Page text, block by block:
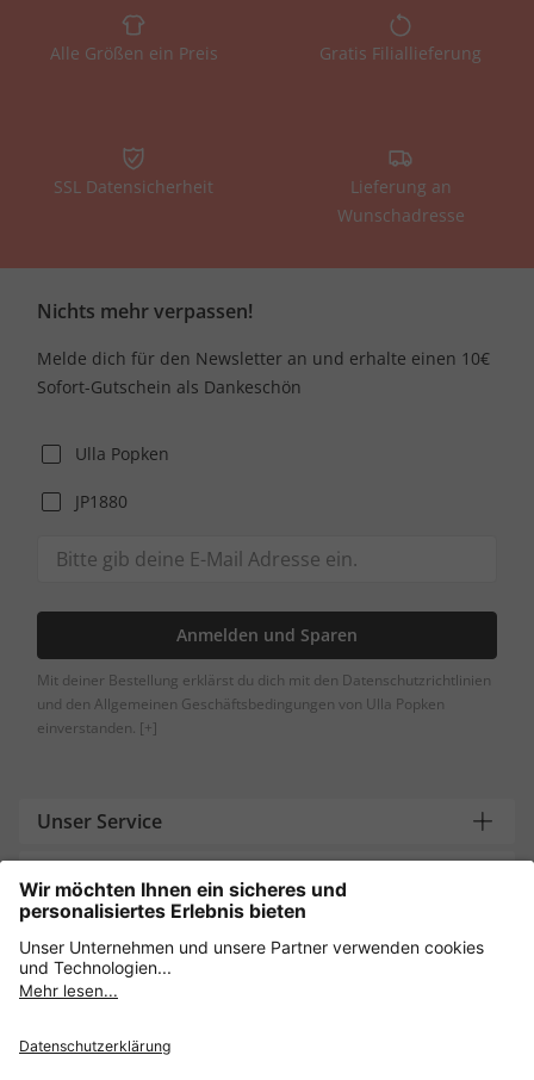
Alle Größen ein Preis Gratis Filiallieferung
SSL Datensicherheit
Lieferung an
Wunschadresse
Nichts mehr verpassen!
Melde dich für den Newsletter an und erhalte einen 10€
Sofort-Gutschein als Dankeschön
Ulla Popken
JP1880
Anmelden und Sparen
Mit deiner Bestellung erklärst du dich mit den Datenschutzrichtlinien
und den Allgemeinen Geschäftsbedingungen von Ulla Popken
einverstanden. [+]
Unser Service
Brauchst du Hilfe?